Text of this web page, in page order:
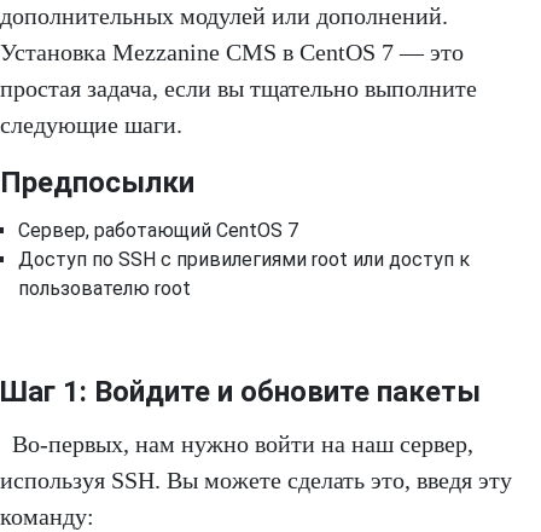
дополнительных модулей или дополнений.
Установка Mezzanine CMS в CentOS 7 — это
простая задача, если вы тщательно выполните
следующие шаги.
Предпосылки
Сервер, работающий CentOS 7
Доступ по SSH с привилегиями root или доступ к
пользователю root
Шаг 1: Войдите и обновите пакеты
Во-первых, нам нужно войти на наш сервер,
используя SSH. Вы можете сделать это, введя эту
команду: